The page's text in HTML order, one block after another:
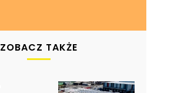
ZOBACZ TAKŻE